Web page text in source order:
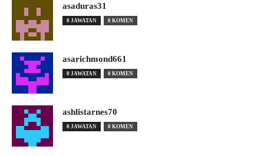
asaduras31
0 JAWATAN 0 KOMEN
asarichmond661
0 JAWATAN 0 KOMEN
ashlistarnes70
0 JAWATAN 0 KOMEN